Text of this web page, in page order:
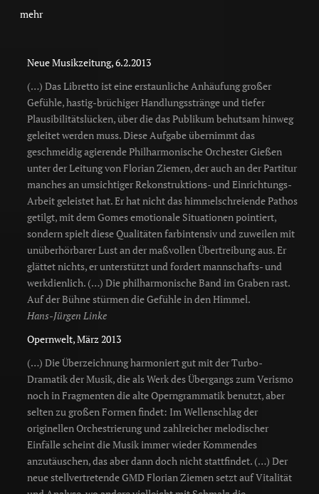
mehr
Neue Musikzeitung, 6.2.2013
(…) Das Libretto ist eine erstaunliche Anhäufung großer
Gefühle, hastig-brüchiger Handlungsstränge und tiefer
Plausibilitätslücken, über die das Publikum behutsam hinweg
geleitet werden muss. Diese Aufgabe übernimmt das
geschmeidig agierende Philharmonische Orchester Gießen
unter der Leitung von Florian Ziemen, der auch an der Partitur
manches an umsichtiger Rekonstruktions- und Einrichtungs-
Arbeit geleistet hat. Er hat nicht das himmelschreiende Pathos
getilgt, mit dem Gomes emotionale Situationen pointiert,
sondern spielt diese Qualitäten farbintensiv und zuweilen mit
unüberhörbarer Lust an der maßvollen Übertreibung aus. Er
glättet nichts, er unterstützt und fordert mannschafts- und
werkdienlich. (…) Die philharmonische Band im Graben rast.
Auf der Bühne stürmen die Gefühle in den Himmel.
Hans-Jürgen Linke
Opernwelt, März 2013
(…) Die Überzeichnung harmoniert gut mit der Turbo-
Dramatik der Musik, die als Werk des Übergangs zum Verismo
noch in Fragmenten die alte Operngrammatik benutzt, aber
selten zu großen Formen findet: Im Wellenschlag der
originellen Orchestrierung und zahlreicher melodischer
Einfälle scheint die Musik immer wieder Kommendes
anzutäuschen, das aber dann doch nicht stattfindet. (…) Der
neue stellvertretende GMD Florian Ziemen setzt auf Vitalität